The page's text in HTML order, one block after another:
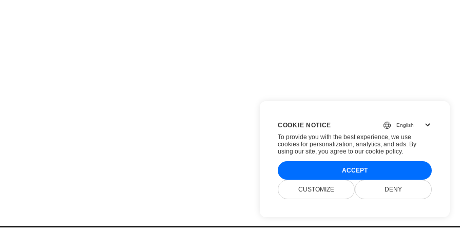
COOKIE NOTICE
To provide you with the best experience, we use
cookies for personalization, analytics, and ads. By
using our site, you agree to our cookie policy.
ACCEPT
CUSTOMIZE DENY